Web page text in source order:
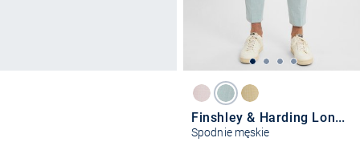
Finshley & Harding London
Spodnie męskie